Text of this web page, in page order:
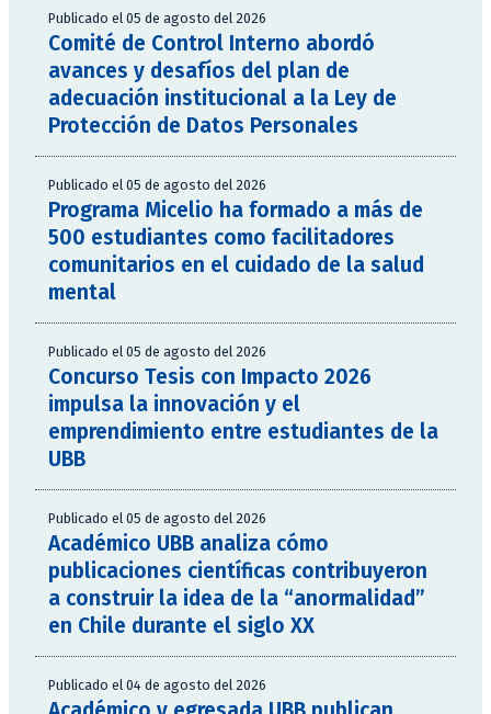
Publicado el 05 de agosto del 2026
Comité de Control Interno abordó
avances y desafíos del plan de
adecuación institucional a la Ley de
Protección de Datos Personales
Publicado el 05 de agosto del 2026
Programa Micelio ha formado a más de
500 estudiantes como facilitadores
comunitarios en el cuidado de la salud
mental
Publicado el 05 de agosto del 2026
Concurso Tesis con Impacto 2026
impulsa la innovación y el
emprendimiento entre estudiantes de la
UBB
Publicado el 05 de agosto del 2026
Académico UBB analiza cómo
publicaciones científicas contribuyeron
a construir la idea de la “anormalidad”
en Chile durante el siglo XX
Publicado el 04 de agosto del 2026